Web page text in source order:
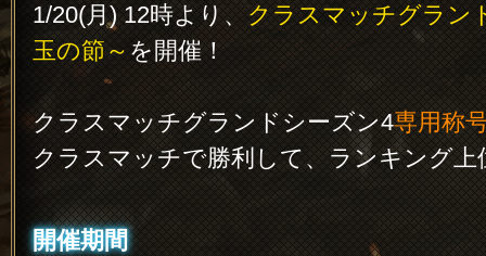
1/20(月) 12時より、クラスマッチグラン
玉の節～ を開催！
クラスマッチグランドシーズン4専用称
クラスマッチで勝利して、ランキング上
開催期間